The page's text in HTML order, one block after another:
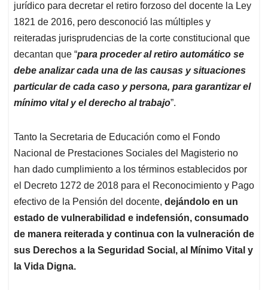
jurídico para decretar el retiro forzoso del docente la Ley
1821 de 2016, pero desconoció las múltiples y
reiteradas jurisprudencias de la corte constitucional que
decantan que “para proceder al retiro automático se
debe analizar cada una de las causas y situaciones
particular de cada caso y persona, para garantizar el
mínimo vital y el derecho al trabajo”.
Tanto la Secretaria de Educación como el Fondo
Nacional de Prestaciones Sociales del Magisterio no
han dado cumplimiento a los términos establecidos por
el Decreto 1272 de 2018 para el Reconocimiento y Pago
efectivo de la Pensión del docente, dejándolo en un
estado de vulnerabilidad e indefensión, consumado
de manera reiterada y continua con la vulneración de
sus Derechos a la Seguridad Social, al Mínimo Vital y
la Vida Digna.